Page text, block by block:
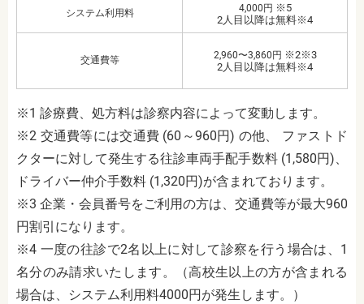
システム利用料 4,000円 ※5
2人目以降は無料※4
交通費等 2,960〜3,860円 ※2※3
2人目以降は無料※4
※1 診療費、処方料は診察内容によって変動します。
※2 交通費等には交通費 (60～960円) の他、 ファストド
クターに対して発生する往診車両手配手数料 (1,580円)、
ドライバー仲介手数料 (1,320円)が含まれております。
※3 企業・会員番号をご利用の方は、交通費等が最大960
円割引になります。
※4 一度の往診で2名以上に対して診察を行う場合は、1
名分のみ請求いたします。（高校生以上の方が含まれる
場合は、システム利用料4000円が発生します。）